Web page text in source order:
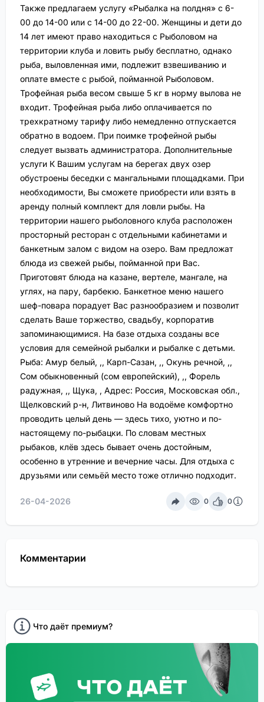
Также предлагаем услугу «Рыбалка на полдня» с 6-
00 до 14-00 или с 14-00 до 22-00. Женщины и дети до
14 лет имеют право находиться с Рыболовом на
территории клуба и ловить рыбу бесплатно, однако
рыба, выловленная ими, подлежит взвешиванию и
оплате вместе с рыбой, пойманной Рыболовом.
Трофейная рыба весом свыше 5 кг в норму вылова не
входит. Трофейная рыба либо оплачивается по
трехкратному тарифу либо немедленно отпускается
обратно в водоем. При поимке трофейной рыбы
следует вызвать администратора. Дополнительные
услуги К Вашим услугам на берегах двух озер
обустроены беседки с мангальными площадками. При
необходимости, Вы сможете приобрести или взять в
аренду полный комплект для ловли рыбы. На
территории нашего рыболовного клуба расположен
просторный ресторан с отдельными кабинетами и
банкетным залом с видом на озеро. Вам предложат
блюда из свежей рыбы, пойманной при Вас.
Приготовят блюда на казане, вертеле, мангале, на
углях, на пару, барбекю. Банкетное меню нашего
шеф-повара порадует Вас разнообразием и позволит
сделать Ваше торжество, свадьбу, корпоратив
запоминающимися. На базе отдыха созданы все
условия для семейной рыбалки и рыбалке с детьми.
Рыба: Амур белый, ,, Карп-Сазан, ,, Окунь речной, ,,
Сом обыкновенный (сом европейский), ,, Форель
радужная, ,, Щука, , Адрес: Россия, Московская обл.,
Щелковский р-н, Литвиново На водоёме комфортно
проводить целый день — здесь тихо, уютно и по-
настоящему по-рыбацки. По словам местных
рыбаков, клёв здесь бывает очень достойным,
особенно в утренние и вечерние часы. Для отдыха с
друзьями или семьёй место тоже отлично подходит.
26-04-2026 0 0
Комментарии
Что даёт премиум?